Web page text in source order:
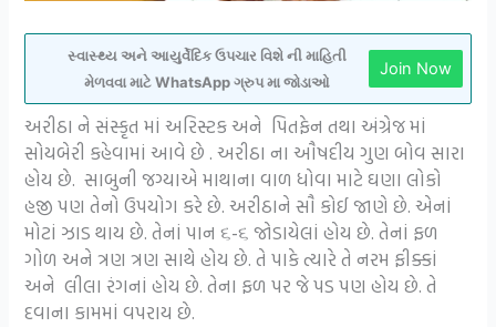
સ્વાસ્થ્ય અને આયુર્વેદિક ઉપચાર વિશે ની માહિતી
મેળવવા માટે WhatsApp ગ્રુપ મા જોડાઓ
Join Now
અરીઠા ને સંસ્કૃત માં અરિસ્ટક અને પિતફેન તથા અંગ્રેજ માં
સોયબેરી કહેવામાં આવે છે . અરીઠા ના ઔષદીય ગુણ બોવ સારા
હોય છે. સાબુની જગ્યાએ માથાના વાળ ધોવા માટે ઘણા લોકો
હજી પણ તેનો ઉપયોગ કરે છે. અરીઠાને સૌ કોઈ જાણે છે. એનાં
મોટાં ઝાડ થાય છે. તેનાં પાન ૬-૬ જોડાયેલાં હોય છે. તેનાં ફળ
ગોળ અને ત્રણ ત્રણ સાથે હોય છે. તે પાકે ત્યારે તે નરમ ફીક્કાં
અને લીલા રંગનાં હોય છે. તેના ફળ પર જે પડ પણ હોય છે. તે
દવાના કામમાં વપરાય છે.